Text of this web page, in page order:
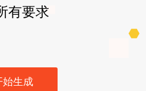
有要求
始生成